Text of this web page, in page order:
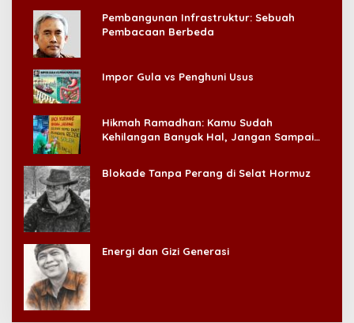
Pembangunan Infrastruktur: Sebuah
Pembacaan Berbeda
Impor Gula vs Penghuni Usus
Hikmah Ramadhan: Kamu Sudah
Kehilangan Banyak Hal, Jangan Sampai
Blokade Tanpa Perang di Selat Hormuz
Energi dan Gizi Generasi